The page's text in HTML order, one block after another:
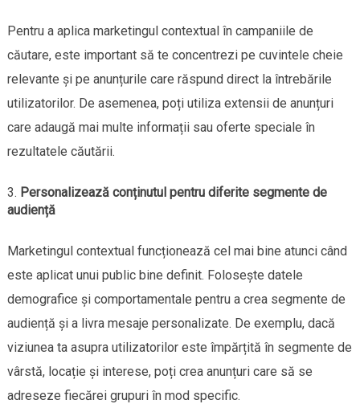
Pentru a aplica marketingul contextual în campaniile de
căutare, este important să te concentrezi pe cuvintele cheie
relevante și pe anunțurile care răspund direct la întrebările
utilizatorilor. De asemenea, poți utiliza extensii de anunțuri
care adaugă mai multe informații sau oferte speciale în
rezultatele căutării.
Personalizează conținutul pentru diferite segmente de
audiență
Marketingul contextual funcționează cel mai bine atunci când
este aplicat unui public bine definit. Folosește datele
demografice și comportamentale pentru a crea segmente de
audiență și a livra mesaje personalizate. De exemplu, dacă
viziunea ta asupra utilizatorilor este împărțită în segmente de
vârstă, locație și interese, poți crea anunțuri care să se
adreseze fiecărei grupuri în mod specific.